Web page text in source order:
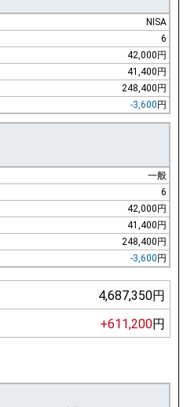
NISA
6
42,000円
41,400円
248,400円
-3,600 円
一般
6
42,000円
41,400円
248,400円
-3,600 円
4,687,350円
+611,200円